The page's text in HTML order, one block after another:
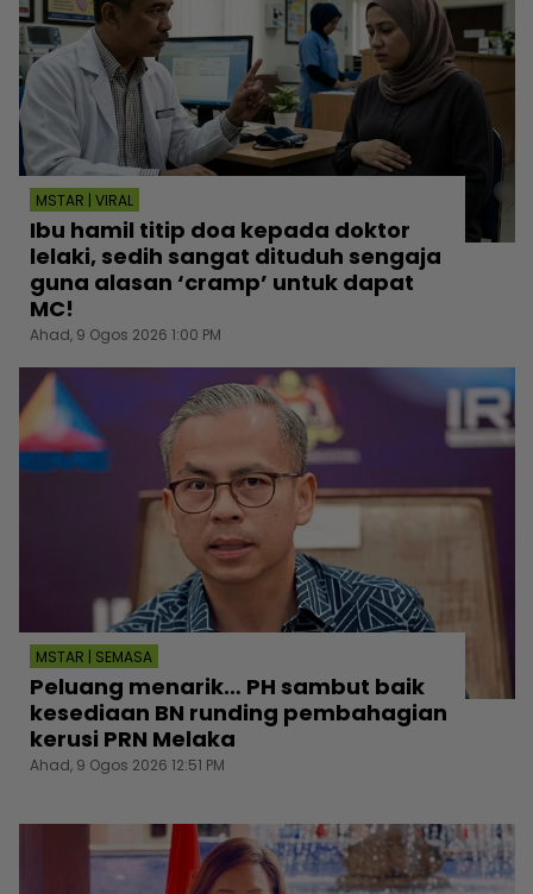
MSTAR | VIRAL
Ibu hamil titip doa kepada doktor
lelaki, sedih sangat dituduh sengaja
guna alasan ‘cramp’ untuk dapat
MC!
Ahad, 9 Ogos 2026 1:00 PM
MSTAR | SEMASA
Peluang menarik… PH sambut baik
kesediaan BN runding pembahagian
kerusi PRN Melaka
Ahad, 9 Ogos 2026 12:51 PM